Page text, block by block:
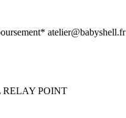
atelier@babyshell.fr
POINT